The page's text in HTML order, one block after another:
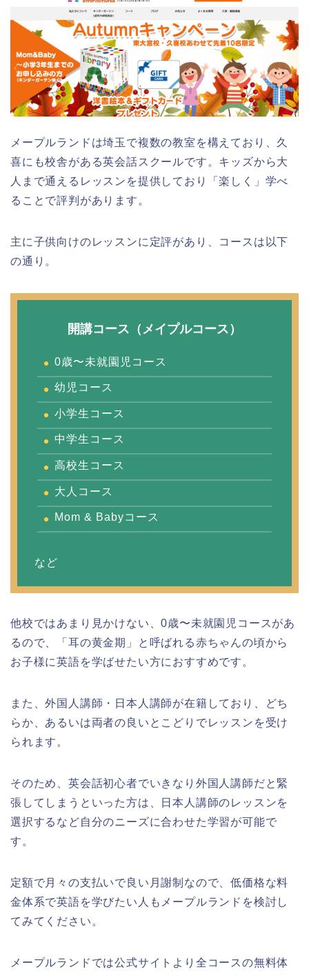
メープルランドは埼玉で複数の教室を構えており、久
喜にも校舎がある英会話スクールです。キッズから大
人まで通えるレッスンを提供しており「楽しく」学べ
ることで評判があります。
主に子供向けのレッスンに定評があり、コースは以下
の通り。
開講コース（メイプルコース）
0歳〜未就園児コース
幼児コース
小学生コース
中学生コース
高校生コース
大人コース
Mom & Babyコース
など
他校ではあまり見かけない、0歳〜未就園児コースがあ
るので、「耳の黄金期」と呼ばれる赤ちゃんの頃から
お子様に英語を学ばせたい方におすすめです。
また、外国人講師・日本人講師が在籍しており、どち
らか、あるいは両者の良いとこどりでレッスンを受け
られます。
そのため、英会話初心者でいきなり外国人講師だと緊
張してしまうといった方は、日本人講師のレッスンを
選択するなど自分のニーズに合わせた学習が可能で
す。
定額で月々の支払いで良い月謝制なので、低価格な料
金体系で英語を学びたい人もメープルランドを検討し
てみてください。
メープルランドでは公式サイトより全コースの無料体